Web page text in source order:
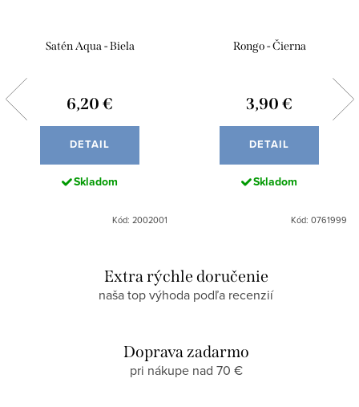
Satén Aqua - Biela
6,20 €
DETAIL
Skladom
Kód: 2002001
Rongo - Čierna
3,90 €
DETAIL
Skladom
Kód: 0761999
Extra rýchle doručenie
naša top výhoda podľa recenzií
Doprava zadarmo
pri nákupe nad 70 €